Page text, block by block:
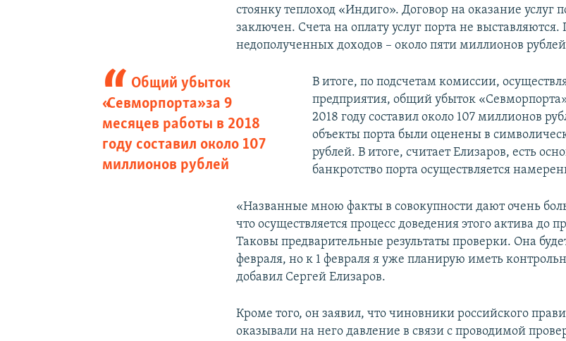
стоянку теплоход «Индиго». Договор на оказание услуг
заключен. Счета на оплату услуг порта не
недополученных доходов – около пяти миллионов
Общий убыток
«Севморпорта» за 9
месяцев работы в 2018
году составил около 107
миллионов рублей
В итоге, по подсчетам комиссии,
предприятия, общий убыток
2018 году составил около 107 миллионов
объекты порта были оценены в
рублей. В итоге, считает Елизаров, есть
банкротство порта осуществляется
«Названные мною факты в совокупности дают очень
что осуществляется процесс доведения этого актива до
Таковы предварительные результаты проверки. Она
февраля, но к 1 февраля я уже планирую иметь
добавил Сергей Елизаров.
Кроме того, он заявил, что чиновники российского
оказывали на него давление в связи с проводимой